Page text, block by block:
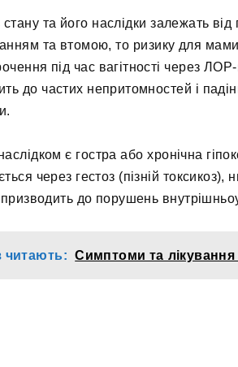
стану та його наслідки залежать
та втомою, то ризику для
під час вагітності через
до частих непритомностей і
є гостра або хронічна
через гестоз (пізній токсикоз),
призводить до порушень
читають: Симптоми та лікування